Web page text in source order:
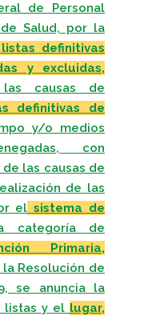
de Personal
Salud, por la
listas definitivas
y excluidas,
causas de
definitivas de
y/o medios
con
las causas de
de las
el sistema de
de
Primaria,
Resolución de
se anuncia la
listas y el lugar,